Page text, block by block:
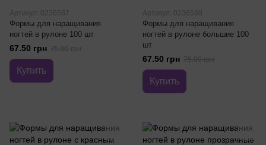
Артикул: 0236587
Формы для наращивания
ногтей в рулоне 100 шт
67.50 грн 75.00 грн
Купить
Артикул: 0236588
Формы для наращивания
ногтей в рулоне большие 100
шт
67.50 грн 75.00 грн
Купить